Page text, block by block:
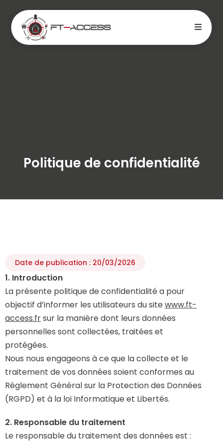
Politique de confidentialité
Date de publication : 20/03/2026
1. Introduction
La présente politique de confidentialité a pour
objectif d’informer les utilisateurs du sitewww.ft-
access.frsur la manière dont leurs données
personnelles sont collectées, traitées et
protégées.
Nous nous engageons à ce que la collecte et le
traitement de vos données soient conformes au
Règlement Général sur la Protection des Données
(RGPD) et à la loi Informatique et Libertés.
2. Responsable du traitement
Le responsable du traitement des données est :